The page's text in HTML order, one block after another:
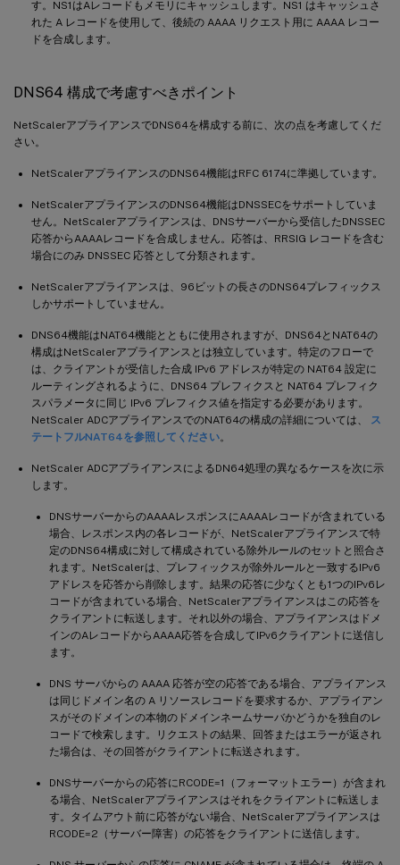
す。NS1はAレコードもメモリにキャッシュします。NS1 はキャッシュさ
れた A レコードを使用して、後続の AAAA リクエスト用に AAAA レコー
ドを合成します。
DNS64 構成で考慮すべきポイント
NetScalerアプライアンスでDNS64を構成する前に、次の点を考慮してくだ
さい。
NetScalerアプライアンスのDNS64機能はRFC 6174に準拠しています。
NetScalerアプライアンスのDNS64機能はDNSSECをサポートしていま
せん。NetScalerアプライアンスは、DNSサーバーから受信したDNSSEC
応答からAAAAレコードを合成しません。応答は、RRSIG レコードを含む
場合にのみ DNSSEC 応答として分類されます。
NetScalerアプライアンスは、96ビットの長さのDNS64プレフィックス
しかサポートしていません。
DNS64機能はNAT64機能とともに使用されますが、DNS64とNAT64の
構成はNetScalerアプライアンスとは独立しています。特定のフローで
は、クライアントが受信した合成 IPv6 アドレスが特定の NAT64 設定に
ルーティングされるように、DNS64 プレフィクスと NAT64 プレフィク
スパラメータに同じ IPv6 プレフィクス値を指定する必要があります。
NetScaler ADCアプライアンスでのNAT64の構成の詳細については、
ス
テートフルNAT64を参照してください。
NetScaler ADCアプライアンスによるDN64処理の異なるケースを次に示
します。
DNSサーバーからのAAAAレスポンスにAAAAレコードが含まれている
場合、レスポンス内の各レコードが、NetScalerアプライアンスで特
定のDNS64構成に対して構成されている除外ルールのセットと照合さ
れます。NetScalerは、プレフィックスが除外ルールと一致するIPv6
アドレスを応答から削除します。結果の応答に少なくとも1つのIPv6レ
コードが含まれている場合、NetScalerアプライアンスはこの応答を
クライアントに転送します。それ以外の場合、アプライアンスはドメ
インのAレコードからAAAA応答を合成してIPv6クライアントに送信し
ます。
DNS サーバからの AAAA 応答が空の応答である場合、アプライアンス
は同じドメイン名の A リソースレコードを要求するか、アプライアン
スがそのドメインの本物のドメインネームサーバかどうかを独自のレ
コードで検索します。リクエストの結果、回答またはエラーが返され
た場合は、その回答がクライアントに転送されます。
DNSサーバーからの応答にRCODE=1（フォーマットエラー）が含まれ
る場合、NetScalerアプライアンスはそれをクライアントに転送しま
す。タイムアウト前に応答がない場合、NetScalerアプライアンスは
RCODE=2（サーバー障害）の応答をクライアントに送信します。